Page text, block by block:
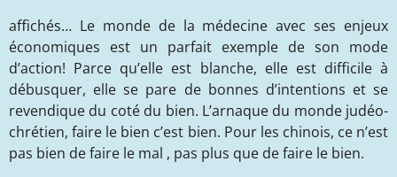
affichés… Le monde de la médecine avec ses enjeux
économiques est un parfait exemple de son mode
d’action! Parce qu’elle est blanche, elle est difficile à
débusquer, elle se pare de bonnes d’intentions et se
revendique du coté du bien. L’arnaque du monde judéo-
chrétien, faire le bien c’est bien. Pour les chinois, ce n’est
pas bien de faire le mal , pas plus que de faire le bien.